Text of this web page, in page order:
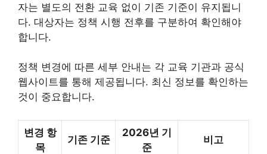
자는 별도의 전환 교육 없이 기존 기준이 유지됩니
다. 대상자는 정책 시행 전후를 구분하여 확인해야
합니다.
정책 변경에 따른 세부 안내는 각 교육 기관과 공식
웹사이트를 통해 제공됩니다. 최신 정보를 확인하는
것이 중요합니다.
변경 항
목
기존 기준
2026년 기
준
비고